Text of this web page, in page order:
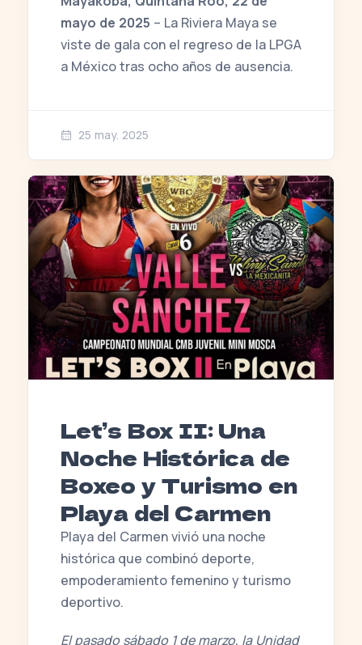
mayo de 2025 – La Riviera Maya se
viste de gala con el regreso de la LPGA
a México tras ocho años de ausencia.
25 may. 2025
Let’s Box II: Una
Noche Histórica de
Boxeo y Turismo en
Playa del Carmen
Playa del Carmen vivió una noche
histórica que combinó deporte,
empoderamiento femenino y turismo
deportivo.
El pasado sábado 1 de marzo, la Unidad